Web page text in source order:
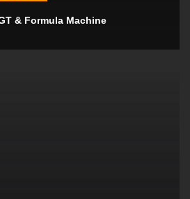
& Formula Machine